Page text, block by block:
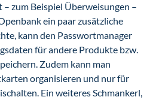
zum Beispiel Überweisungen –
ein paar zusätzliche
kann den Passwortmanager
für andere Produkte bzw.
Zudem kann man
organisieren und nur für
Ein weiteres Schmankerl,